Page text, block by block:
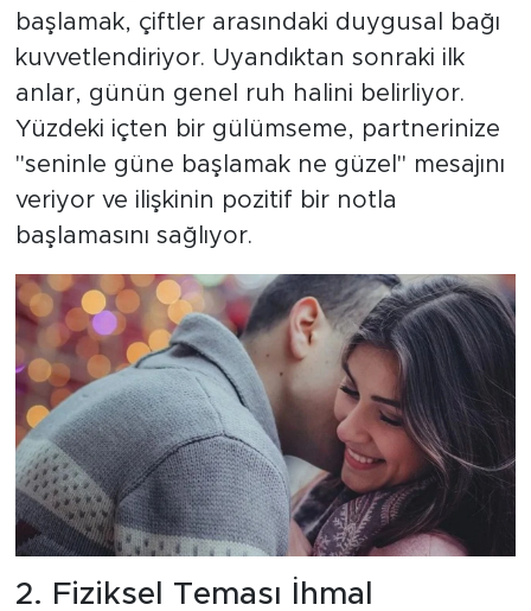
başlamak, çiftler arasındaki duygusal bağı
kuvvetlendiriyor. Uyandıktan sonraki ilk
anlar, günün genel ruh halini belirliyor.
Yüzdeki içten bir gülümseme, partnerinize
"seninle güne başlamak ne güzel" mesajını
veriyor ve ilişkinin pozitif bir notla
başlamasını sağlıyor.
2. Fiziksel Teması İhmal